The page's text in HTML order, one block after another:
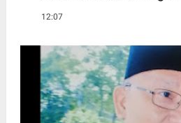
12:07